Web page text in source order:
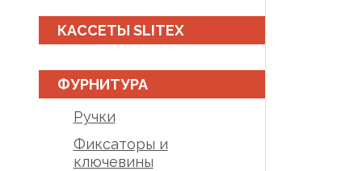
КАССЕТЫ SLITEX
ФУРНИТУРА
Ручки
Фиксаторы и
ключевины